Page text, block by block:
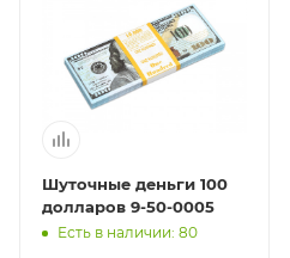
Шуточные деньги 100
долларов 9-50-0005
Есть в наличии: 80